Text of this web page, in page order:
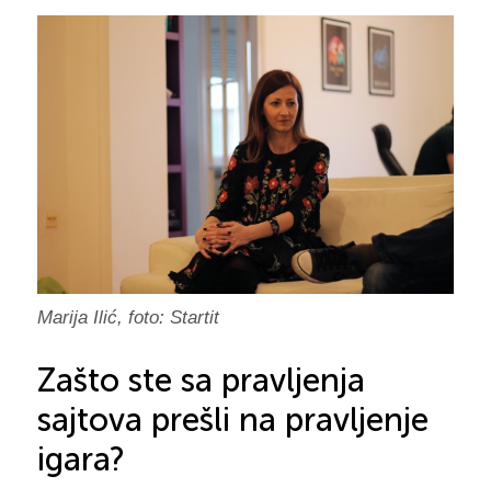
Marija Ilić, foto: Startit
Zašto ste sa pravljenja
sajtova prešli na pravljenje
igara?